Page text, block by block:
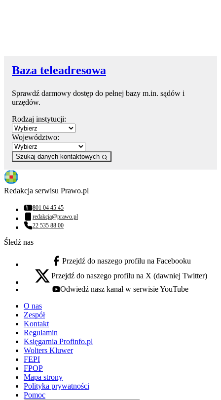
Baza teleadresowa
Sprawdź darmowy dostęp do pełnej bazy m.in. sądów i
urzędów.
Rodzaj instytucji:
Województwo:
Szukaj danych kontaktowych
Redakcja serwisu Prawo.pl
Numer telefonu:
801 04 45 45
Adres email:
redakcja@prawo.pl
Numer telefonu:
22 535 88 00
Śledź nas
facebook - otwiera się w nowej karcie
Przejdź do naszego profilu na Facebooku
x - otwiera się w nowej karcie
Przejdź do naszego profilu na X (dawniej Twitter)
youtube - otwiera się w nowej karcie
Odwiedź nasz kanał w serwisie YouTube
O nas
Zespół
Kontakt
Regulamin
Księgarnia Profinfo.pl
Wolters Kluwer
FEPI
FPOP
Mapa strony
Polityka prywatności
Pomoc